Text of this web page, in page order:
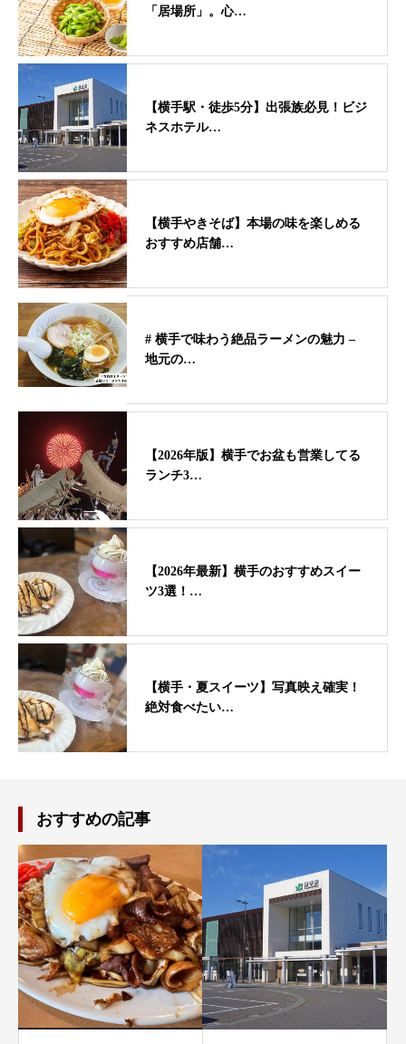
「居場所」。心…
【横手駅・徒歩5分】出張族必見！ビジ
ネスホテル…
【横手やきそば】本場の味を楽しめる
おすすめ店舗…
# 横手で味わう絶品ラーメンの魅力 –
地元の…
【2026年版】横手でお盆も営業してる
ランチ3…
【2026年最新】横手のおすすめスイー
ツ3選！…
【横手・夏スイーツ】写真映え確実！
絶対食べたい…
おすすめの記事